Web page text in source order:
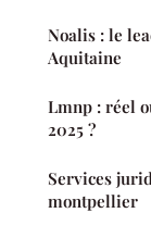
Noalis : le
Aquitaine
Lmnp : réel
2025 ?
Services
montpellier